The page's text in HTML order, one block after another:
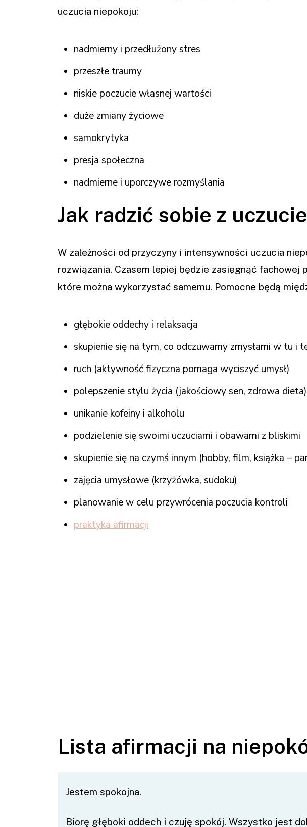
uczucia niepokoju:
nadmierny i przedłużony stres
przeszłe traumy
niskie poczucie własnej wartości
duże zmiany życiowe
samokrytyka
presja społeczna
nadmierne i uporczywe rozmyślania
Jak radzić sobie z
W zależności od przyczyny i intensywności uczucia
rozwiązania. Czasem lepiej będzie zasięgnąć fachowej
które można wykorzystać samemu. Pomocne będą
głębokie oddechy i relaksacja
skupienie się na tym, co odczuwamy zmysłami w tu i
ruch (aktywność fizyczna pomaga wyciszyć umysł)
polepszenie stylu życia (jakościowy sen, zdrowa dieta)
unikanie kofeiny i alkoholu
podzielenie się swoimi uczuciami i obawami z bliskimi
skupienie się na czymś innym (hobby, film, książka –
zajęcia umysłowe (krzyżówka, sudoku)
planowanie w celu przywrócenia poczucia kontroli
praktyka afirmacji
Lista afirmacji na
Jestem spokojna.
Biorę głęboki oddech i czuję spokój. Wszystko jest